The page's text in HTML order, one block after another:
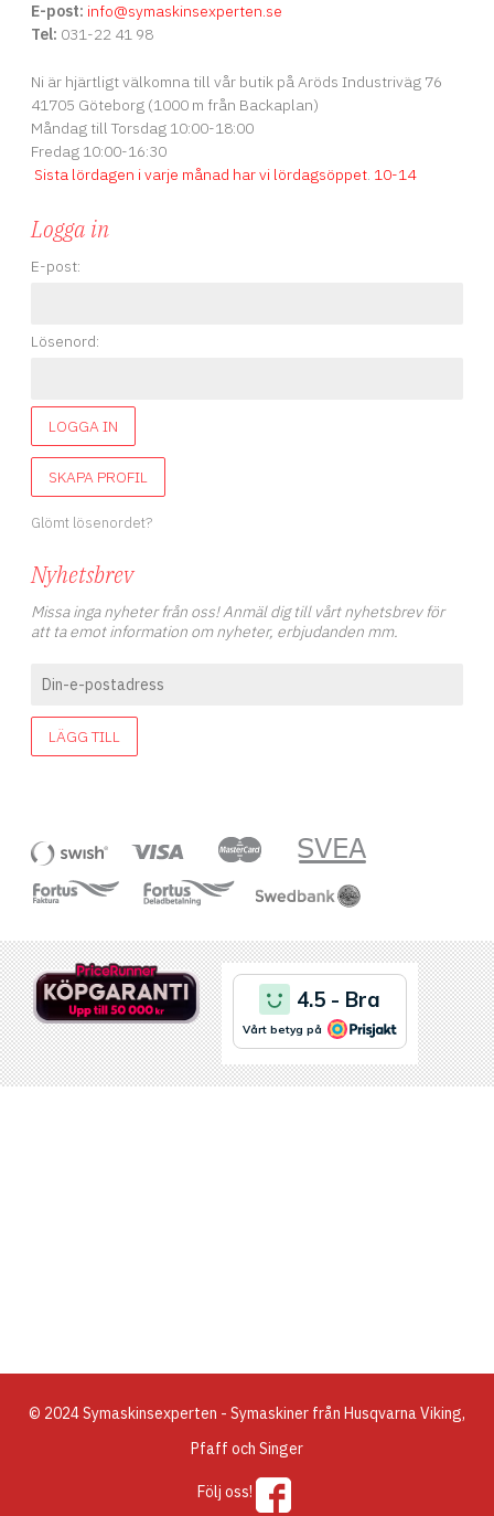
E-post: info@symaskinsexperten.se
Tel: 031-22 41 98
Ni är hjärtligt välkomna till vår butik på Aröds Industriväg 76
41705 Göteborg (1000 m från Backaplan)
Måndag till Torsdag 10:00-18:00
Fredag 10:00-16:30
Sista lördagen i varje månad har vi lördagsöppet. 10-14
Logga in
E-post:
Lösenord:
LOGGA IN
SKAPA PROFIL
Glömt lösenordet?
Nyhetsbrev
Missa inga nyheter från oss! Anmäl dig till vårt nyhetsbrev för
att ta emot information om nyheter, erbjudanden mm.
LÄGG TILL
© 2024 Symaskinsexperten - Symaskiner från Husqvarna Viking,
Pfaff och Singer
Följ oss!